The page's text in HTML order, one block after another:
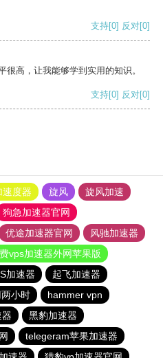
支持[0] 反对[0]
高，让我能够学到实用的知识。
支持[0] 反对[0]
速度器 旋风
旋风加速
狗急加速器官网
优途加速器官网
风驰加速器
vps加速器外网苹果版
加速器
起飞加速器
小时
hammer vpn
黑豹加速器
telegeram苹果加速器